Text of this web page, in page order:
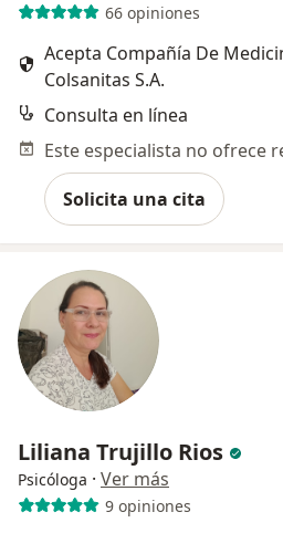
66 opiniones
Acepta Compañía De
Colsanitas S.A.
Consulta en línea
Solicita una cita
Liliana Trujillo Rios
Psicóloga · Ver más
9 opiniones